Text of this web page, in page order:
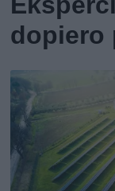
dopiero